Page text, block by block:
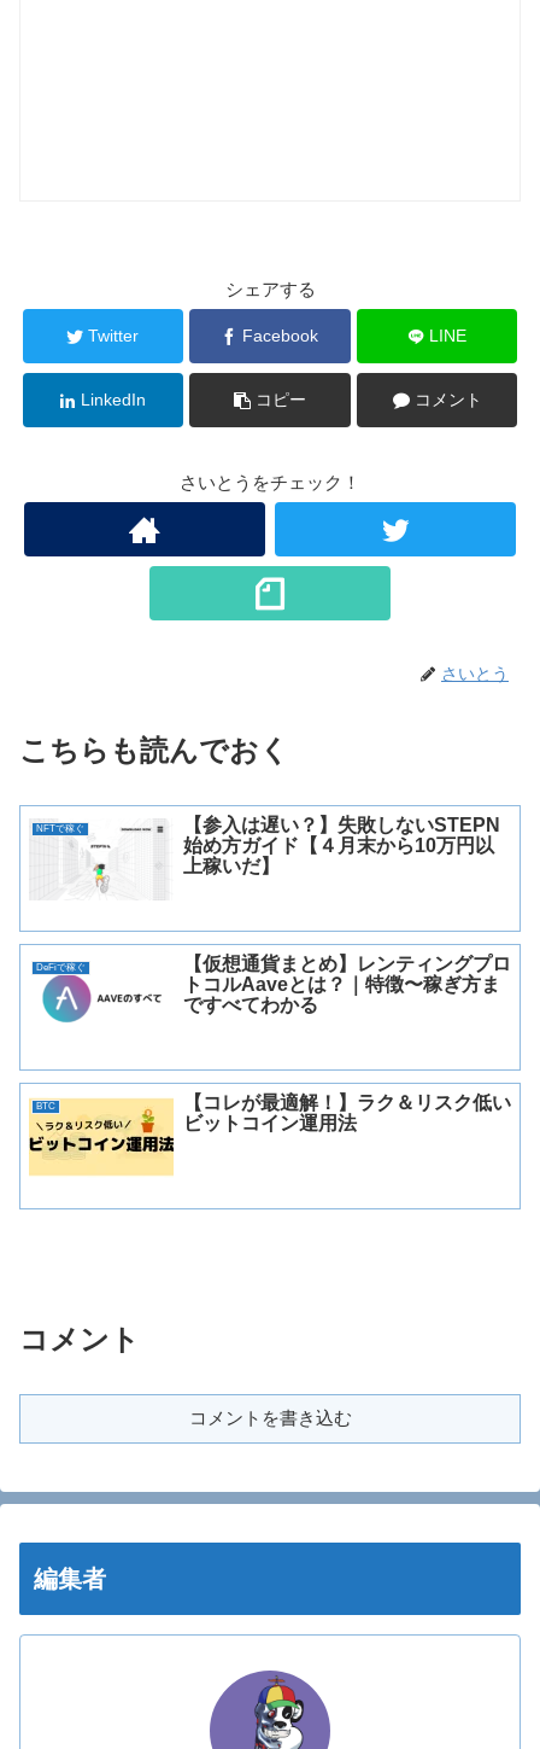
シェアする
Twitter Facebook LINE
LinkedIn コピー コメント
さいとうをチェック！
さいとう
こちらも読んでおく
NFTで稼ぐ
【参入は遅い？】失敗しないSTEPN
始め方ガイド【４月末から10万円以
上稼いだ】
DeFiで稼ぐ
【仮想通貨まとめ】レンティングプロ
トコルAaveとは？｜特徴〜稼ぎ方ま
ですべてわかる
BTC
【コレが最適解！】ラク＆リスク低い
ビットコイン運用法
コメント
コメントを書き込む
編集者